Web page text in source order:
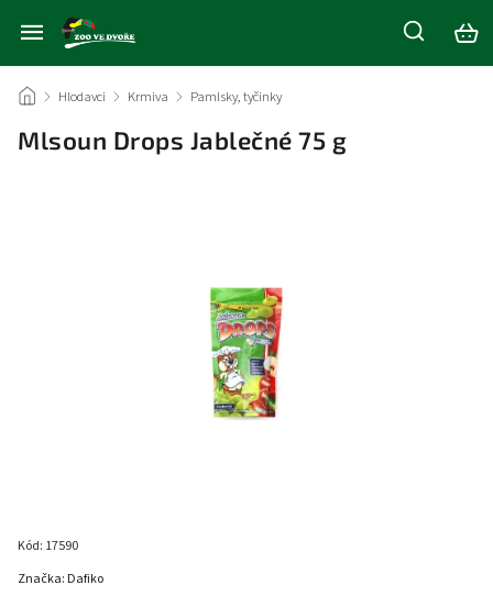
/ Hlodavci / Krmiva / Pamlsky, tyčinky
Mlsoun Drops Jablečné 75 g
Kód: 17590
Značka: Dafiko